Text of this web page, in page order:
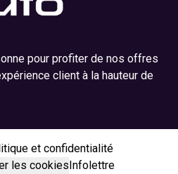
pour profiter de nos offres
client à la hauteur de
et confidentialité
les cookies Infolettre